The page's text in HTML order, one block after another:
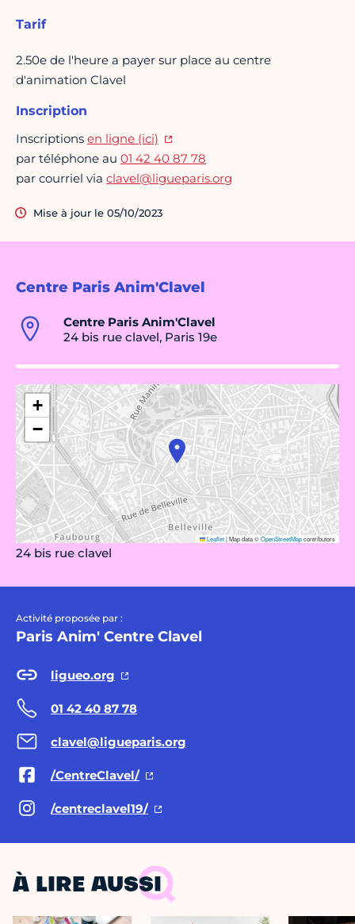
Centre Paris Anim'Clavel
Centre Paris Anim'Clavel
24 bis rue clavel, Paris 19e
+
−
Leaflet|Map data ©OpenStreetMapcontributors
24 bis rue clavel
Activité proposée par :
Paris Anim' Centre Clavel
ligueo.org
01 42 40 87 78
clavel@ligueparis.org
/CentreClavel/
/centreclavel19/
Tarif
2.50e de l'heure a payer sur place au centre
d'animation Clavel
Inscription
Inscriptions en ligne (ici)
par téléphone au 01 42 40 87 78
par courriel via clavel@ligueparis.org
Mise à jour le 05/10/2023
À LIRE AUSSI